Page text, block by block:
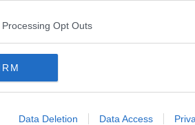
Opt Outs
Data Deletion Data Access